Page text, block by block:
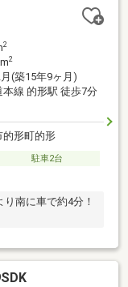
2
2
(築15年9ヶ月)
線 的形駅 徒歩7分
的形町的形
駐車2台
南に車で約4分！